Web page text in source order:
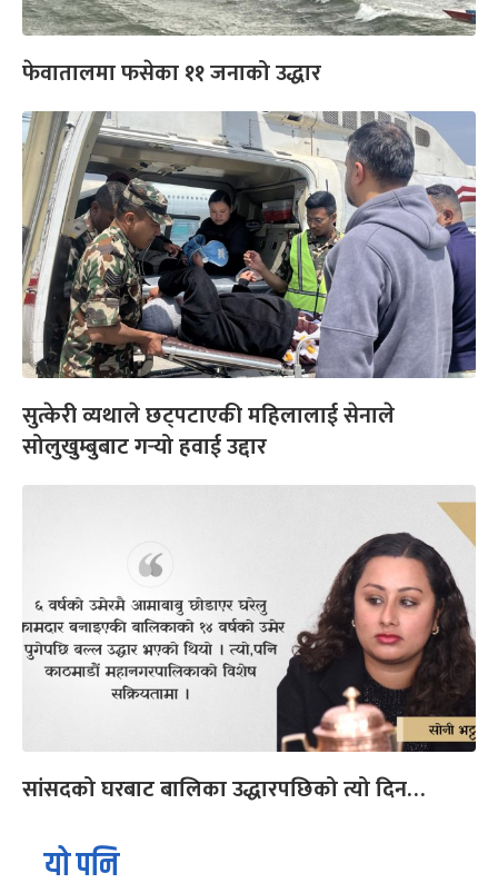
फेवातालमा फसेका ११ जनाको उद्धार
सुत्केरी व्यथाले छट्पटाएकी महिलालाई सेनाले
सोलुखुम्बुबाट गर्‍यो हवाई उद्दार
सांसदको घरबाट बालिका उद्धारपछिको त्यो दिन…
यो पनि